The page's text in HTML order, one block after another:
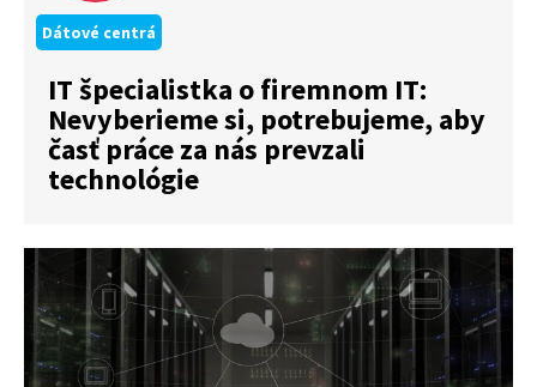
Dátové centrá
IT špecialistka o firemnom IT:
Nevyberieme si, potrebujeme, aby
časť práce za nás prevzali
technológie